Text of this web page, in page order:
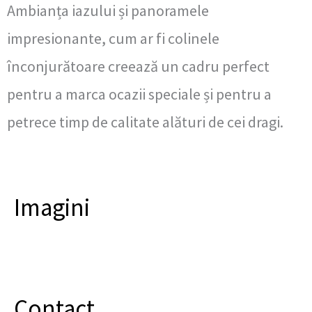
Ambianța iazului și panoramele
impresionante, cum ar fi colinele
înconjurătoare creează un cadru perfect
pentru a marca ocazii speciale și pentru a
petrece timp de calitate alături de cei dragi.
Imagini